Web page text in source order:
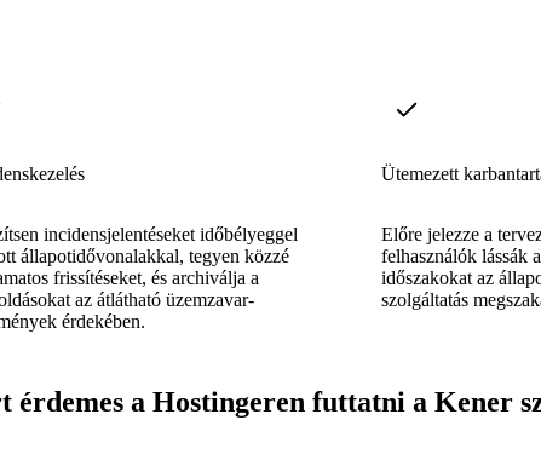
incidensjelentéseket időbélyeggel
állapotidővonalakkal, tegyen közzé
frissítéseket, és archiválja a
az átlátható üzemzavar-
érdekében.
Ütemezett
Előre jelezze a
felhasználók lássák
időszakokat az
szolgáltatás
érdemes a Hostingeren futtatni a Kener